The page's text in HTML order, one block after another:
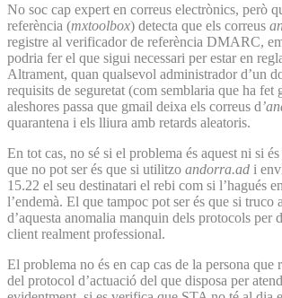
No soc cap expert en correus electrònics, però
referència (mxtoolbox) detecta que els correus
registre al verificador de referència DMARC,
podria fer el que sigui necessari per estar en
Altrament, quan qualsevol administrador d’un
requisits de seguretat (com semblaria que ha fet
aleshores passa que gmail deixa els correus d
quarantena i els lliura amb retards aleatoris.
En tot cas, no sé si el problema és aquest ni si
que no pot ser és que si utilitzo andorra.ad i
15.22 el seu destinatari el rebi com si l’hagués
l’endemà. El que tampoc pot ser és que si truco
d’aquesta anomalia manquin dels protocols per
client realment professional.
El problema no és en cap cas de la persona que
del protocol d’actuació del que disposa per